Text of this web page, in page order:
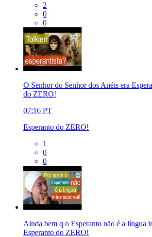
2
0
0
O Senhor do Senhor dos Anéis era
do ZERO!
07:16 PT
Esperanto do ZERO!
1
0
0
Ainda bem q o Esperanto não é a língua
Esperanto do ZERO!